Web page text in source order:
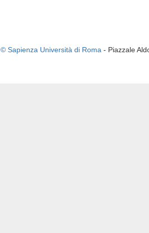
© Sapienza Università di Roma - Piazzale